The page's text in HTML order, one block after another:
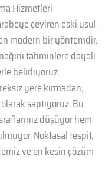
Hizmetleri
çeviren eski usul
modern bir yöntemdir.
tahminlere dayalı
belirliyoruz.
yere kırmadan,
saptıyoruz. Bu
düşüyor hem
Noktasal tespit,
ve en kesin çözüm